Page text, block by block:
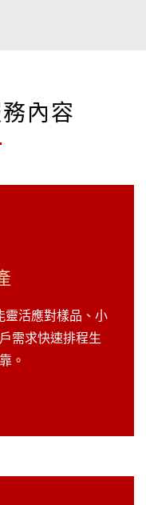
內容
靈活應對樣品、小
需求快速排程生
。